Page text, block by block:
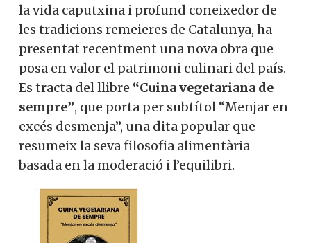
la vida caputxina i profund coneixedor de
les tradicions remeieres de Catalunya, ha
presentat recentment una nova obra que
posa en valor el patrimoni culinari del país.
Es tracta del llibre “Cuina vegetariana de
sempre”, que porta per subtítol “Menjar en
excés desmenja”, una dita popular que
resumeix la seva filosofia alimentària
basada en la moderació i l’equilibri.